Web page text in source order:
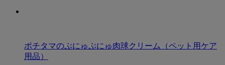
ポチタマのぷにゅぷにゅ肉球クリーム（ペット用ケア
用品）